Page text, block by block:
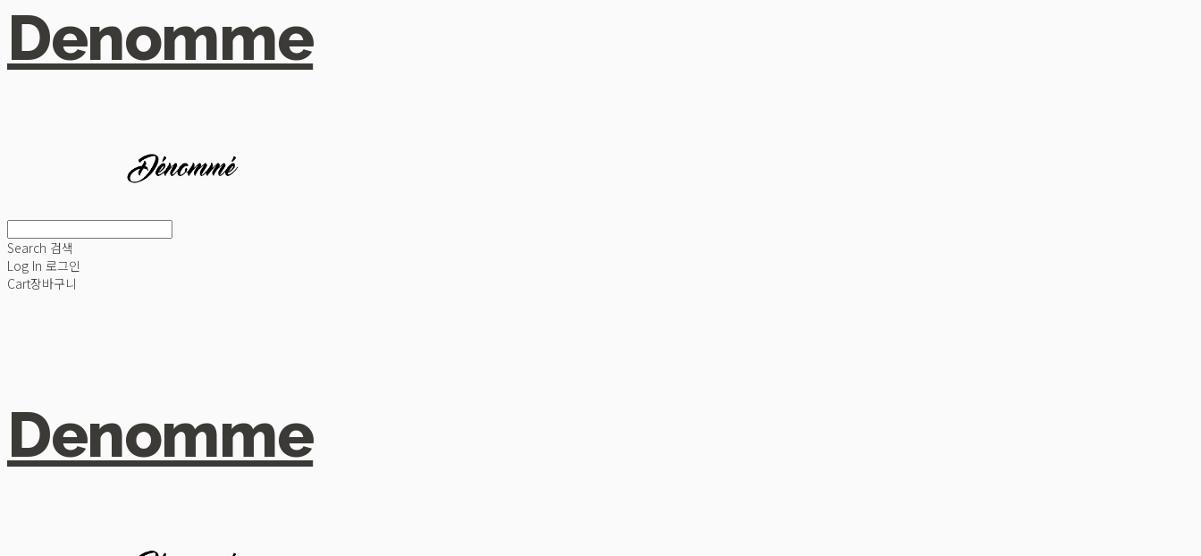
Denomme
Search 검색
Log In 로그인
Cart장바구니
Denomme